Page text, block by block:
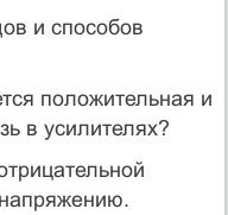
и способов
положительная и
в усилителях?